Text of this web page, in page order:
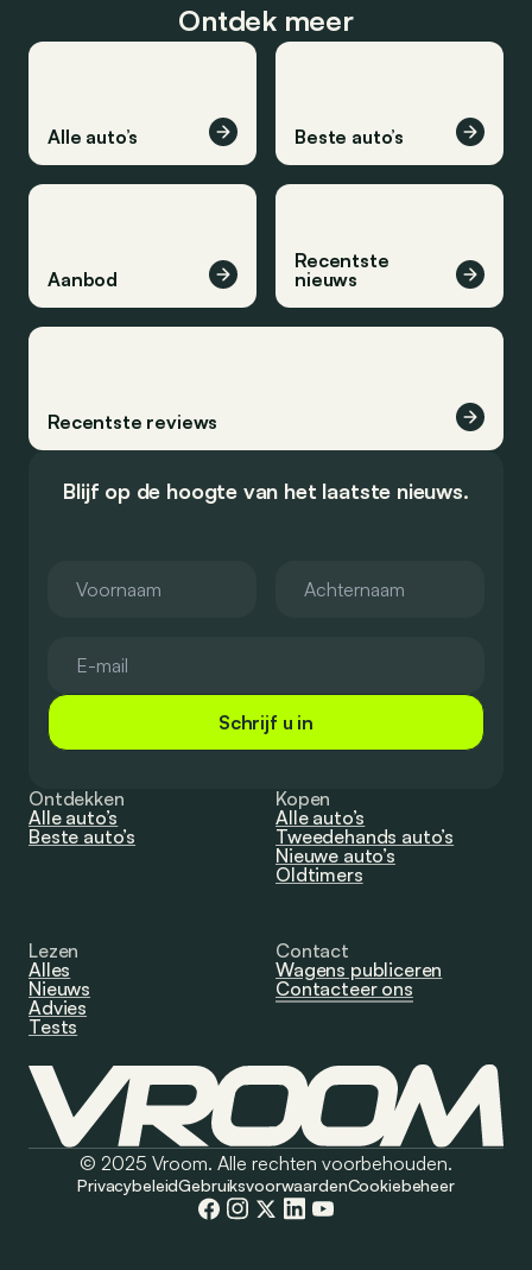
Ontdek meer
Alle auto’s Beste auto’s
Aanbod
Recentste
nieuws
Recentste reviews
Blijf op de hoogte van het laatste nieuws.
Schrijf u in
Ontdekken
Alle auto’s
Beste auto’s
Kopen
Alle auto’s
Tweedehands auto’s
Nieuwe auto’s
Oldtimers
Lezen
Alles
Nieuws
Advies
Tests
Contact
Wagens publiceren
Contacteer ons
© 2025 Vroom. Alle rechten voorbehouden.
PrivacybeleidGebruiksvoorwaardenCookiebeheer